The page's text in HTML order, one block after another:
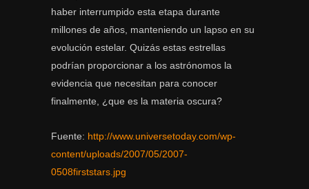
haber interrumpido esta etapa durante
millones de años, manteniendo un lapso en su
evolución estelar. Quizás estas estrellas
podrían proporcionar a los astrónomos la
evidencia que necesitan para conocer
finalmente, ¿que es la materia oscura?
Fuente: http://www.universetoday.com/wp-
content/uploads/2007/05/2007-
0508firststars.jpg